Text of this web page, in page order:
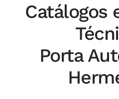
Catálogos
Porta